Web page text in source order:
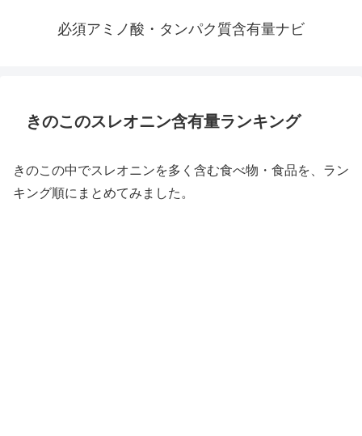
必須アミノ酸・タンパク質含有量ナビ
きのこのスレオニン含有量ランキング
きのこの中でスレオニンを多く含む食べ物・食品を、ラン
キング順にまとめてみました。